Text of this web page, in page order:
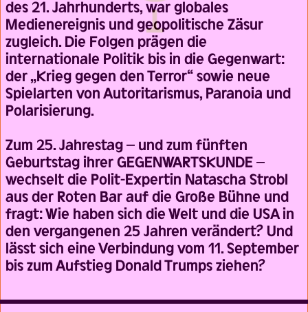
des 21. Jahrhunderts, war globales
Medienereignis und geopolitische Zäsur
zugleich. Die Folgen prägen die
internationale Politik bis in die Gegenwart:
der „Krieg gegen den Terror“ sowie neue
Spielarten von Autoritarismus, Paranoia und
Polarisierung.
Zum 25. Jahrestag – und zum fünften
Geburtstag ihrer GEGENWARTSKUNDE –
wechselt die Polit-Expertin Natascha Strobl
aus der Roten Bar auf die Große Bühne und
fragt: Wie haben sich die Welt und die USA in
den vergangenen 25 Jahren verändert? Und
lässt sich eine Verbindung vom 11. September
bis zum Aufstieg Donald Trumps ziehen?